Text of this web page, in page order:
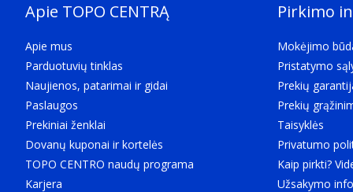
1 vnt
Apie TOPO CENTRĄ
Apie mus
Parduotuvių tinklas
Naujienos, patarimai ir gidai
Paslaugos
Prekiniai ženklai
Dovanų kuponai ir kortelės
TOPO CENTRO naudų programa
Karjera
Pirkimo
Mokėjimo
Pristatymo
Prekių
Prekių
Taisyklės
Privatumo
Kaip pirkti?
Užsakymo